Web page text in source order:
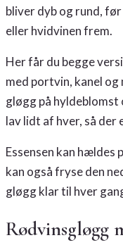
bliver dyb og rund,
eller hvidvinen frem.
Her får du begge
med portvin, kanel
gløgg på
lav lidt af hver, så
Essensen kan hældes
kan også fryse den
gløgg klar til hver
Rødvinsgløgg